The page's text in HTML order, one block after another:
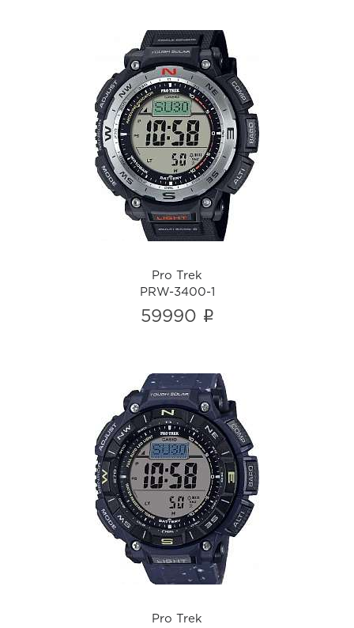
Pro Trek
PRW-3400-1
i
Pro Trek
PRW-3400-1
59990 i
Pro Trek
PRG-340SC-2
i
Pro Trek